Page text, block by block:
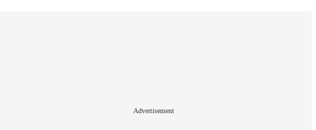
Advertisement